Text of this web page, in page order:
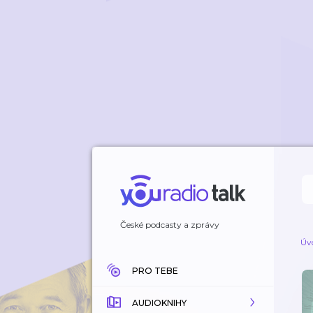
České podcasty a zprávy
PRO TEBE
AUDIOKNIHY